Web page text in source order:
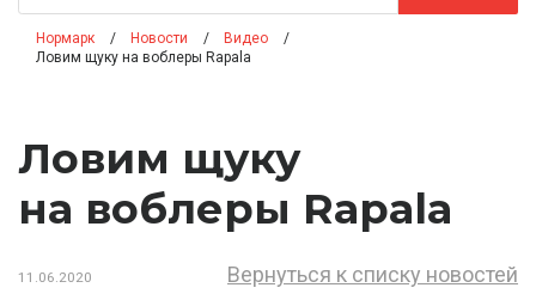
Нормарк Новости
Видео
Ловим щуку на воблеры Rapala
Ловим щуку
на воблеры Rapala
11.06.2020
Вернуться к списку новостей